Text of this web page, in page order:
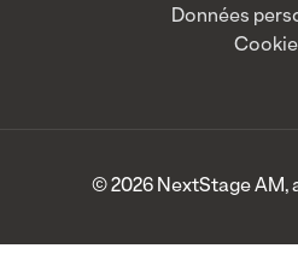
Données
© 2026 NextStage AM,